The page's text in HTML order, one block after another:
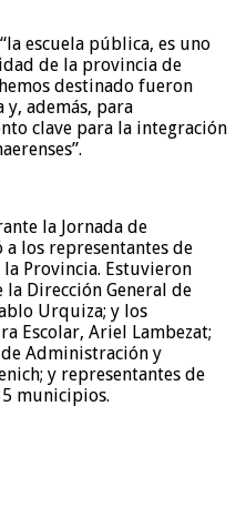
escuela pública, es uno
de la provincia de
destinado fueron
además, para
clave para la integración
la Jornada de
los representantes de
la Provincia. Estuvieron
la Dirección General de
Urquiza; y los
Escolar, Ariel Lambezat;
Administración y
y representantes de
municipios.